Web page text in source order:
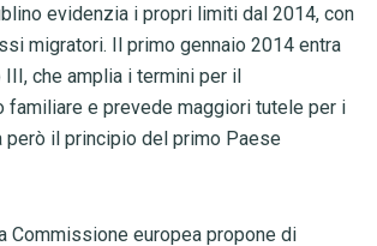
evidenzia i propri limiti dal 2014, con
migratori. Il primo gennaio 2014 entra
III, che amplia i termini per il
familiare e prevede maggiori tutele per i
però il principio del primo Paese
Commissione europea propone di